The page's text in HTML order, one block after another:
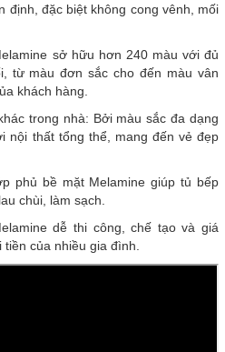
định, đặc biệt không cong vênh, mối
sở hữu hơn 240 màu với đủ
từ màu đơn sắc cho đến màu vân
khách hàng.
trong nhà: Bởi màu sắc đa dạng
nội thất tổng thể, mang đến vẻ đẹp
phủ bề mặt Melamine giúp tủ bếp
chùi, làm sạch.
dễ thi công, chế tạo và giá
của nhiều gia đình.